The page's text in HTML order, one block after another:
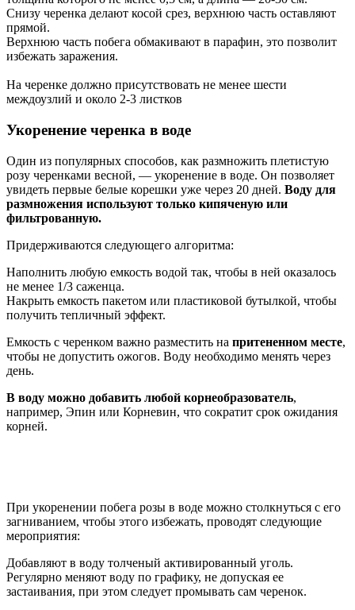
Снизу черенка делают косой срез, верхнюю часть оставляют
прямой.
Верхнюю часть побега обмакивают в парафин, это позволит
избежать заражения.
На черенке должно присутствовать не менее шести
междоузлий и около 2-3 листков
Укоренение черенка в воде
Один из популярных способов, как размножить плетистую
розу черенками весной, — укоренение в воде. Он позволяет
увидеть первые белые корешки уже через 20 дней. Воду для
размножения используют только кипяченую или
фильтрованную.
Придерживаются следующего алгоритма:
Наполнить любую емкость водой так, чтобы в ней оказалось
не менее 1/3 саженца.
Накрыть емкость пакетом или пластиковой бутылкой, чтобы
получить тепличный эффект.
Емкость с черенком важно разместить на притененном месте,
чтобы не допустить ожогов. Воду необходимо менять через
день.
В воду можно добавить любой корнеобразователь,
например, Эпин или Корневин, что сократит срок ожидания
корней.
При укоренении побега розы в воде можно столкнуться с его
загниванием, чтобы этого избежать, проводят следующие
мероприятия:
Добавляют в воду толченый активированный уголь.
Регулярно меняют воду по графику, не допуская ее
застаивания, при этом следует промывать сам черенок.